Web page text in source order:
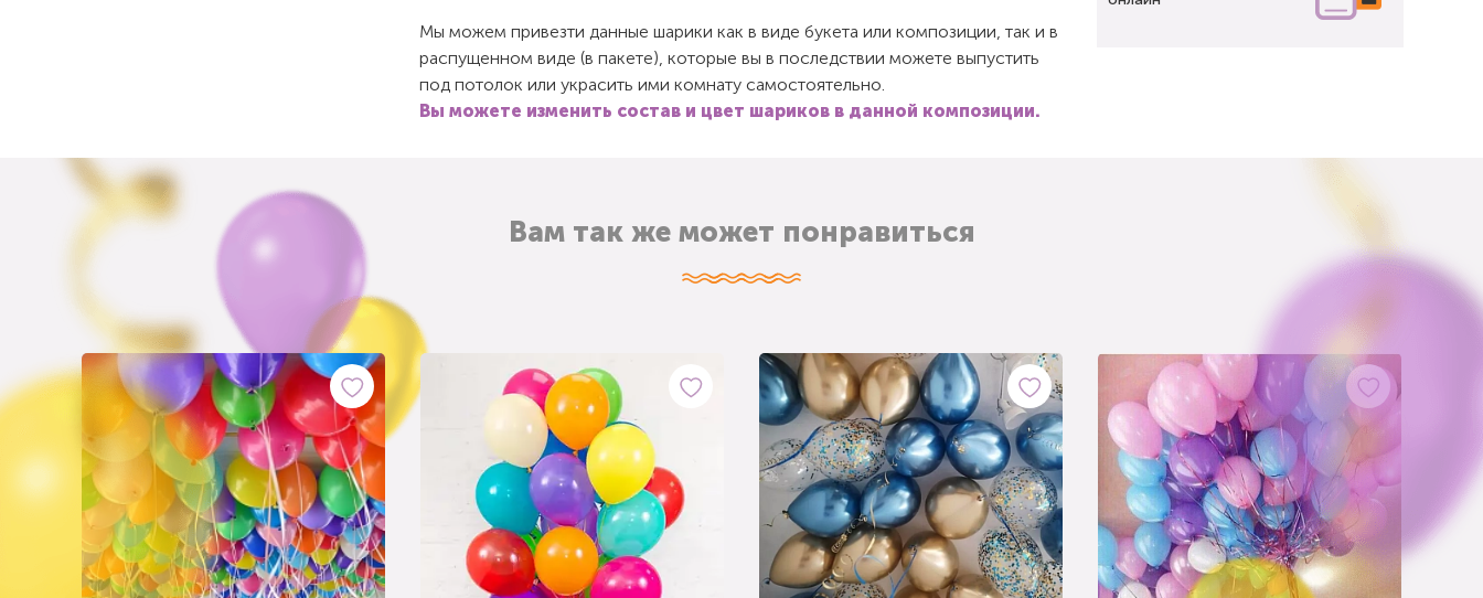
Мы можем привезти данные шарики как в виде букета или композиции, так и в
распущенном виде (в пакете), которые вы в последствии можете выпустить
под потолок или украсить ими комнату самостоятельно.
Вы можете изменить состав и цвет шариков в данной композиции.
Вам так же может понравиться